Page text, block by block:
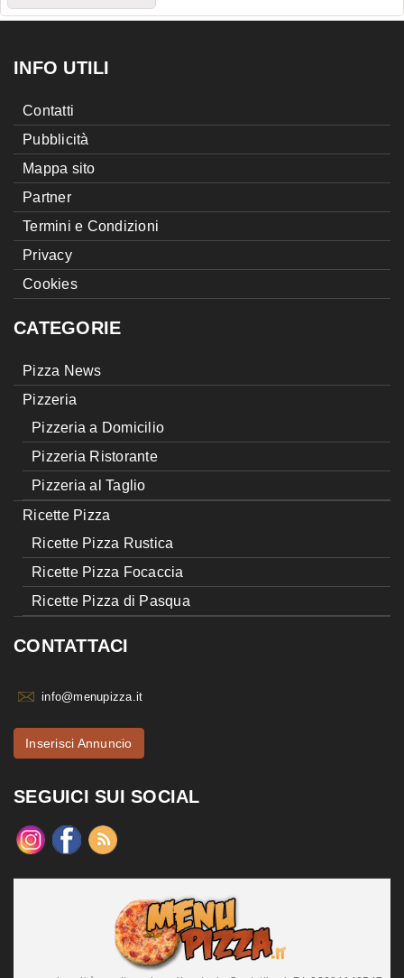
INFO UTILI
Contatti
Pubblicità
Mappa sito
Partner
Termini e Condizioni
Privacy
Cookies
CATEGORIE
Pizza News
Pizzeria
Pizzeria a Domicilio
Pizzeria Ristorante
Pizzeria al Taglio
Ricette Pizza
Ricette Pizza Rustica
Ricette Pizza Focaccia
Ricette Pizza di Pasqua
CONTATTACI
info@menupizza.it
Inserisci Annuncio
SEGUICI SUI SOCIAL